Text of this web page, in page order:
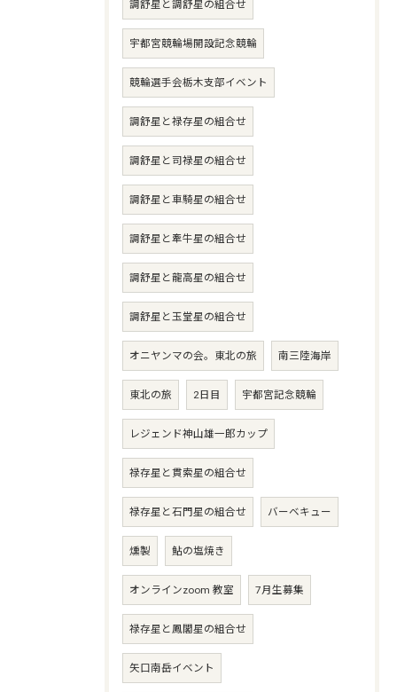
調舒星と調舒星の組合せ
宇都宮競輪場開設記念競輪
競輪選手会栃木支部イベント
調舒星と禄存星の組合せ
調舒星と司禄星の組合せ
調舒星と車騎星の組合せ
調舒星と牽牛星の組合せ
調舒星と龍高星の組合せ
調舒星と玉堂星の組合せ
オニヤンマの会。東北の旅 南三陸海岸
東北の旅 2日目 宇都宮記念競輪
レジェンド神山雄一郎カップ
禄存星と貫索星の組合せ
禄存星と石門星の組合せ バーベキュー
燻製 鮎の塩焼き
オンラインzoom 教室 7月生募集
禄存星と鳳閣星の組合せ
矢口南岳イベント